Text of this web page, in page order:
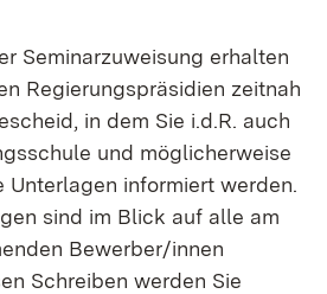
Seminarzuweisung erhalten
Regierungspräsidien zeitnah
in dem Sie i.d.R. auch
und möglicherweise
Unterlagen informiert werden.
sind im Blick auf alle am
Bewerber/innen
Schreiben werden Sie